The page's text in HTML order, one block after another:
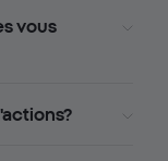
vous